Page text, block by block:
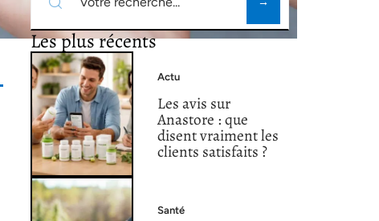
Les plus récents
Actu
Les avis sur
Anastore : que
disent vraiment les
clients satisfaits ?
Santé